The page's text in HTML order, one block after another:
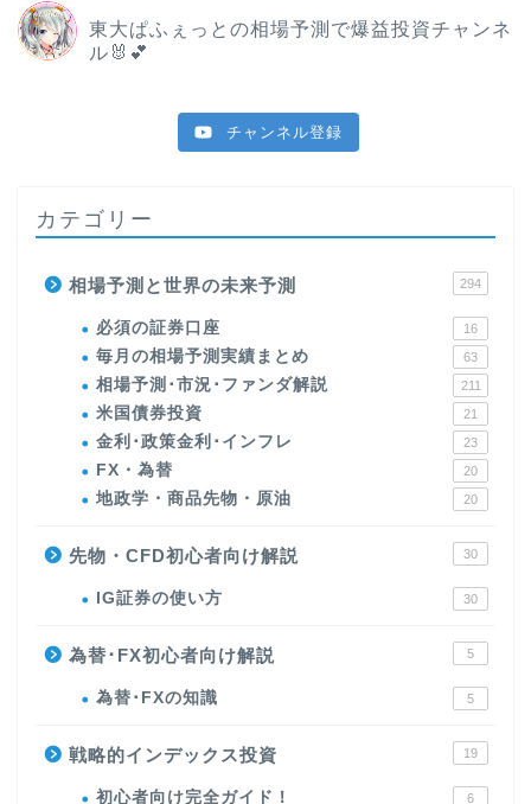
東大ぱふぇっとの相場予測で爆益投資チャンネ
ル🐰💕
チャンネル登録
カテゴリー
相場予測と世界の未来予測 294
必須の証券口座 16
毎月の相場予測実績まとめ 63
相場予測･市況･ファンダ解説 211
米国債券投資 21
金利･政策金利･インフレ 23
FX・為替 20
地政学・商品先物・原油 20
先物・CFD初心者向け解説 30
IG証券の使い方 30
為替･FX初心者向け解説 5
為替･FXの知識 5
戦略的インデックス投資 19
初心者向け完全ガイド！ 6